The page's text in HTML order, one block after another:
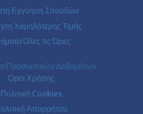
Εγγύηση Σπουδών
Χαμηλότερης Τιμής
Όλες τις Ώρες
Προσωπικών Δεδομένων
Όροι Χρήσης
Πολιτική Cookies
Απορρήτου